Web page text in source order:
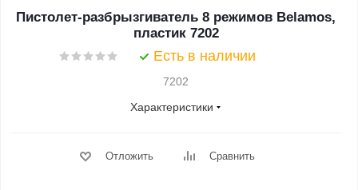
Пистолет-разбрызгиватель 8 режимов Belamos,
пластик 7202
Есть в наличии
7202
Характеристики
Отложить Сравнить